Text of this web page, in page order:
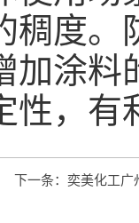
稠度。
加涂料
性，有
下一条：奕美化工